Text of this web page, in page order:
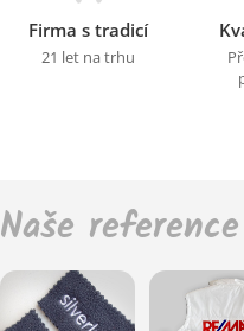
Firma s tradicí
21 let na trhu
Naše